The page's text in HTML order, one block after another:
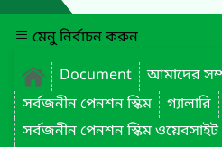
মেনু নির্বাচন করুন
Document
আমাদের
সর্বজনীন পেনশন স্কিম
গ্যালারি
সর্বজনীন পেনশন স্কিম ওয়েবসাইট